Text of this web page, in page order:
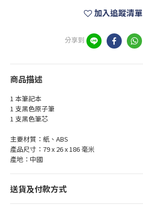
加入追蹤清單
分享到
商品描述
1 本筆記本
1 支黑色原子筆
1 支黑色筆芯
主要材質：紙、ABS
產品尺寸：79 x 26 x 186 毫米
產地：中國
送貨及付款方式